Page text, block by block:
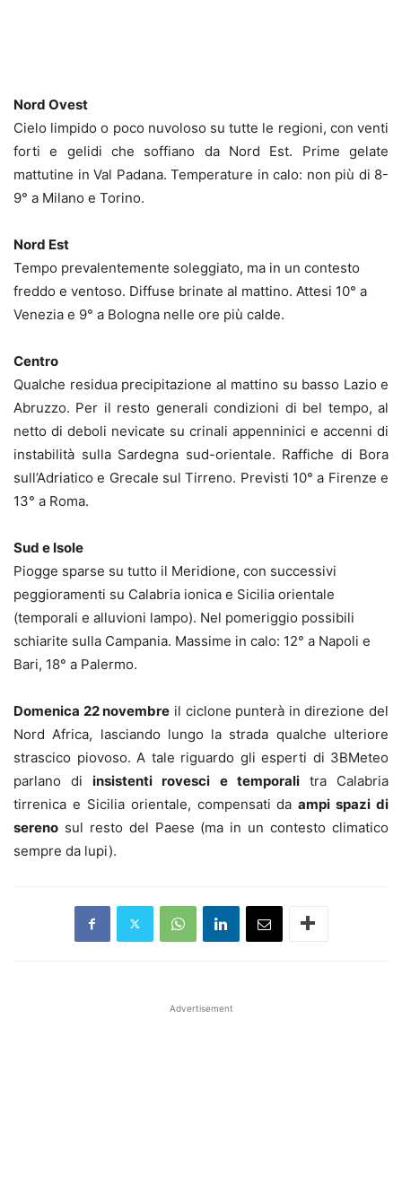
Nord Ovest
Cielo limpido o poco nuvoloso su tutte le regioni, con venti
forti e gelidi che soffiano da Nord Est. Prime gelate
mattutine in Val Padana. Temperature in calo: non più di 8-
9° a Milano e Torino.
Nord Est
Tempo prevalentemente soleggiato, ma in un contesto
freddo e ventoso. Diffuse brinate al mattino. Attesi 10° a
Venezia e 9° a Bologna nelle ore più calde.
Centro
Qualche residua precipitazione al mattino su basso Lazio e
Abruzzo. Per il resto generali condizioni di bel tempo, al
netto di deboli nevicate su crinali appenninici e accenni di
instabilità sulla Sardegna sud-orientale. Raffiche di Bora
sull’Adriatico e Grecale sul Tirreno. Previsti 10° a Firenze e
13° a Roma.
Sud e Isole
Piogge sparse su tutto il Meridione, con successivi
peggioramenti su Calabria ionica e Sicilia orientale
(temporali e alluvioni lampo). Nel pomeriggio possibili
schiarite sulla Campania. Massime in calo: 12° a Napoli e
Bari, 18° a Palermo.
Domenica 22 novembre il ciclone punterà in direzione del
Nord Africa, lasciando lungo la strada qualche ulteriore
strascico piovoso. A tale riguardo gli esperti di 3BMeteo
parlano diinsistenti rovesci e temporalitra Calabria
tirrenica e Sicilia orientale, compensati daampi spazi di
sereno sul resto del Paese (ma in un contesto climatico
sempre da lupi).
Advertisement